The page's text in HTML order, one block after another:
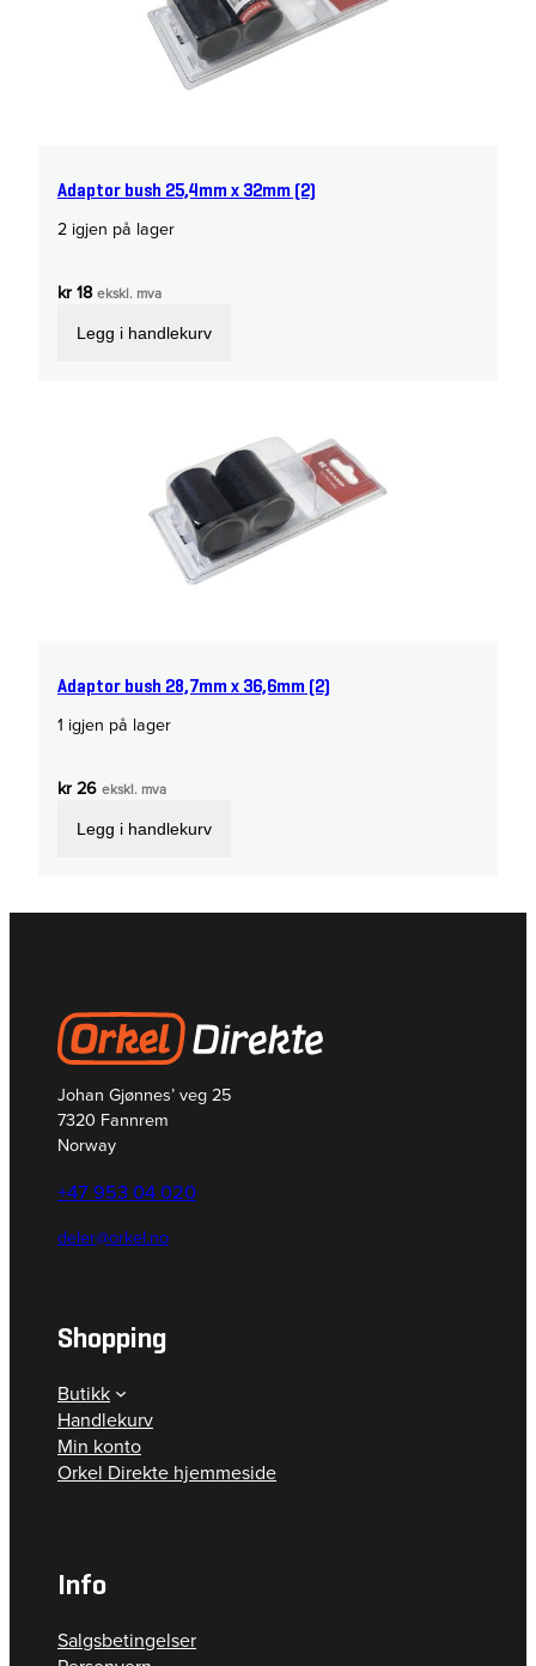
Adaptor bush 25,4mm x 32mm (2)
2 igjen på lager
kr18 ekskl. mva
Legg i handlekurv
Adaptor bush 28,7mm x 36,6mm (2)
1 igjen på lager
kr26 ekskl. mva
Legg i handlekurv
Johan Gjønnes’ veg 25
7320 Fannrem
Norway
+47 953 04 020
deler@orkel.no
Shopping
Butikk
Handlekurv
Min konto
Orkel Direkte hjemmeside
Info
Salgsbetingelser